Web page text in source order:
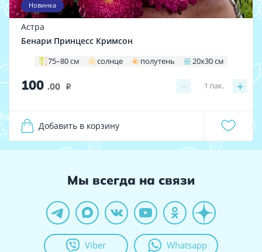
Новинка
Астра
Бенари Принцесс Кримсон
75–80 см солнце полутень 20x30 см
100 .00 i − +
1 пак.
Добавить в корзину
Мы всегда на связи
Viber Whatsapp